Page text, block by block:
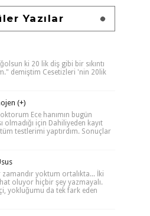
Yazılar
ki 20 lik diş gibi bir sıkıntı
demiştim Cesetizleri 'nin 20lik
(+)
Ece hanımın bugün
olmadığı için Dahiliyeden kayıt
tüm testlerimi yaptırdım. Sonuçlar
zamandır yoktum ortalıkta... İki
oluyor hiçbir şey yazmayalı.
yokluğumu da tek fark eden